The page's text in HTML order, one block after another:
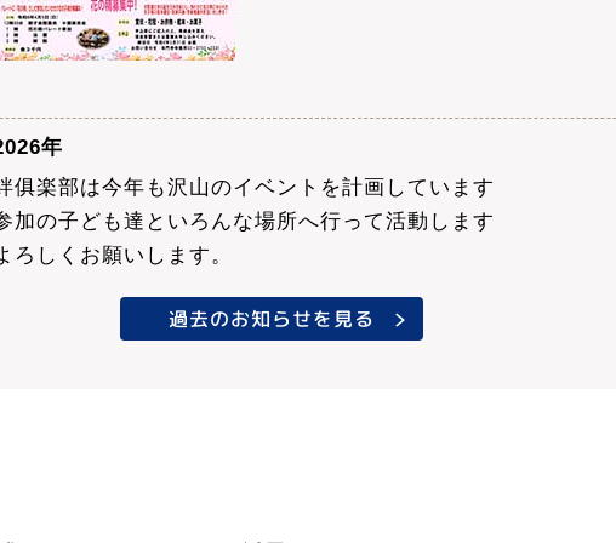
年
俱楽部は今年も沢山のイベントを計画しています
加の子ども達といろんな場所へ行って活動します
ろしくお願いします。
過去のお知らせを見る